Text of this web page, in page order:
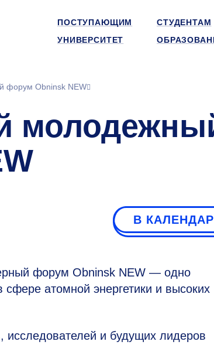
ПОСТУПАЮЩИМ СТУДЕНТАМ
УНИВЕРСИТЕТ
форум Obninsk NEW
В
форум Obninsk NEW — одно
атомной энергетики и высоких
исследователей и будущих лидеров